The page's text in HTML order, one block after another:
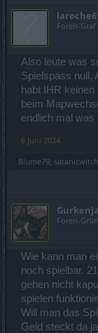
Foren-Graf
Also leute was
Spielspass null,
habt IHR
beim
endlich mal was
6 Juni 2024
Blume79 satanicwitch
Foren-
Wie kann man
noch spielbar.
gehen nicht
spielen
Will man das
Geld steckt da